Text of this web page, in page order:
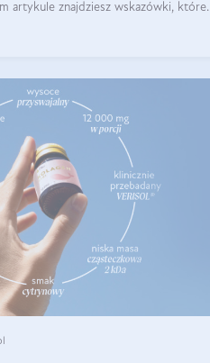
artykule znajdziesz wskazówki, które